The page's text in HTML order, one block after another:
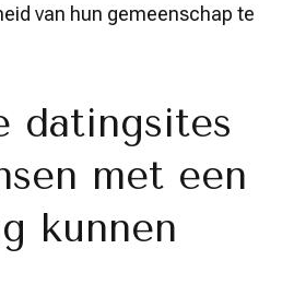
van hun gemeenschap te
datingsites
met een
kunnen